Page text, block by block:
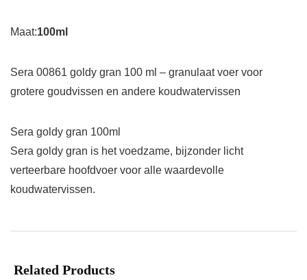
Maat:100ml
Sera 00861 goldy gran 100 ml – granulaat voer voor
grotere goudvissen en andere koudwatervissen
Sera goldy gran 100ml
Sera goldy gran is het voedzame, bijzonder licht
verteerbare hoofdvoer voor alle waardevolle
koudwatervissen.
Related Products